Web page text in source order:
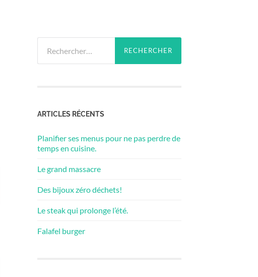
ARTICLES RÉCENTS
Planifier ses menus pour ne pas perdre de
temps en cuisine.
Le grand massacre
Des bijoux zéro déchets!
Le steak qui prolonge l’été.
Falafel burger